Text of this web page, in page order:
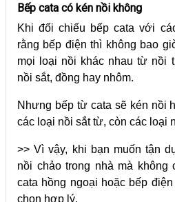
Bếp cata có kén nồi không
Khi đối chiếu bếp cata với
rằng bếp điện thì không bao
mọi loại nồi khác nhau từ nồi
nồi sắt, đồng hay nhôm.
Nhưng bếp từ cata sẽ kén nồi
các loại nồi sắt từ, còn các loại
>> Vì vậy, khi bạn muốn tận
nồi chảo trong nhà mà không
cata hồng ngoại hoặc bếp
chọn hợp lý.